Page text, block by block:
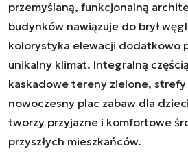
przemyślaną, funkcjonalną
budynków nawiązuje do brył
kolorystyka elewacji dodatkowo
unikalny klimat. Integralną
kaskadowe tereny zielone,
nowoczesny plac zabaw dla
tworzy przyjazne i komfortowe
przyszłych mieszkańców.